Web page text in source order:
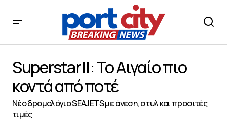
Superstar II: Το Αιγαίο πιο
κοντά από ποτέ
Νέο δρομολόγιο SEAJETS με άνεση, στυλ και προσιτές
τιμές